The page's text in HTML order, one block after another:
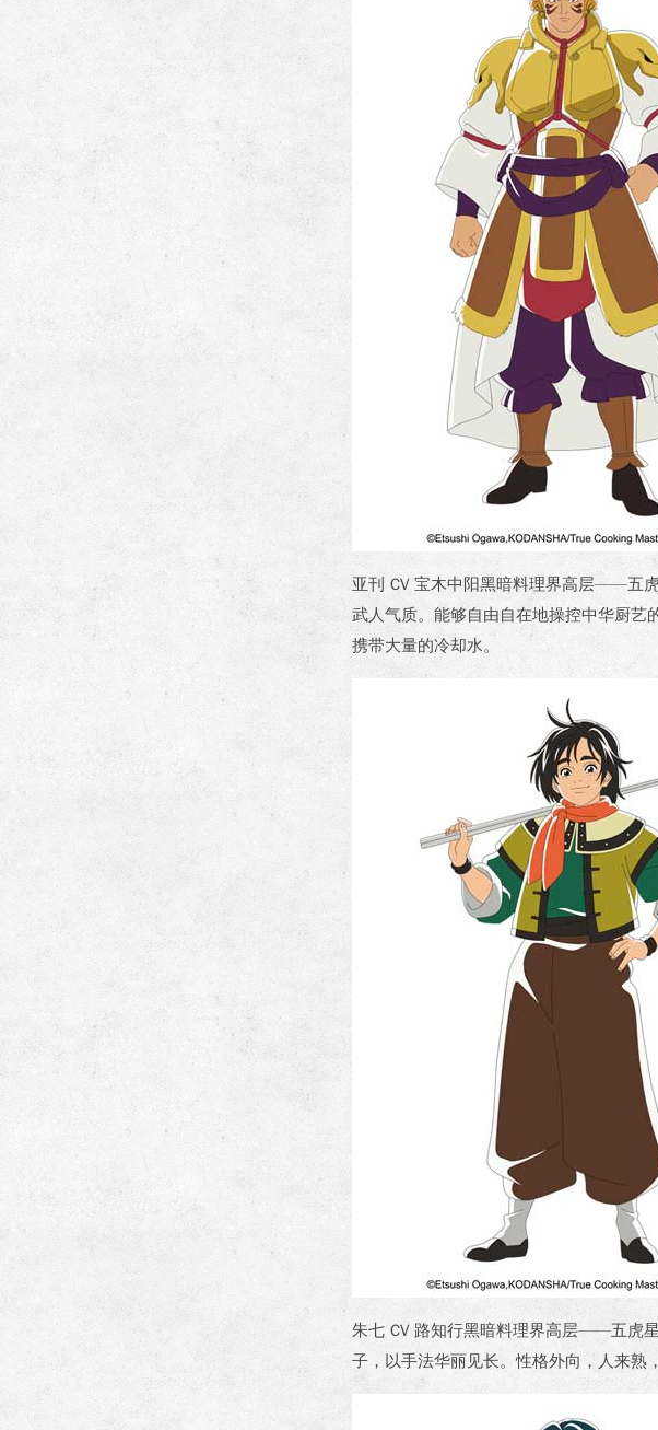
亚刊 CV 宝木中阳黑暗料理界高层——五
武人气质。能够自由自在地操控中华厨
携带大量的冷却水。
朱七 CV 路知行黑暗料理界高层——五虎
子，以手法华丽见长。性格外向，人来熟